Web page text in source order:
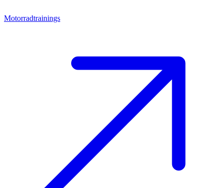
Motorradtrainings